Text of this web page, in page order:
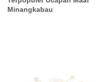
Minangkabau